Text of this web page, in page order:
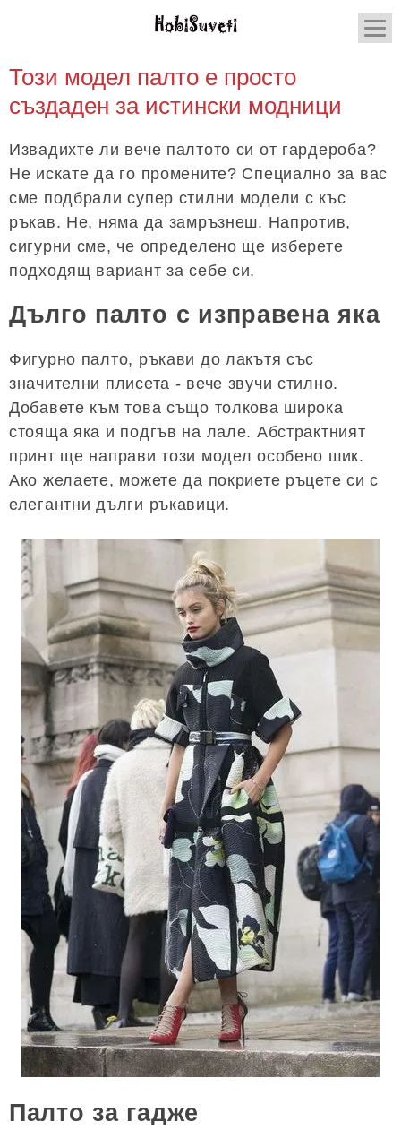
Този модел палто е просто
създаден за истински модници
Извадихте ли вече палтото си от гардероба?
Не искате да го промените? Специално за вас
сме подбрали супер стилни модели с къс
ръкав. Не, няма да замръзнеш. Напротив,
сигурни сме, че определено ще изберете
подходящ вариант за себе си.
Дълго палто с изправена яка
Фигурно палто, ръкави до лакътя със
значителни плисета - вече звучи стилно.
Добавете към това също толкова широка
стояща яка и подгъв на лале. Абстрактният
принт ще направи този модел особено шик.
Ако желаете, можете да покриете ръцете си с
елегантни дълги ръкавици.
Палто за гадже